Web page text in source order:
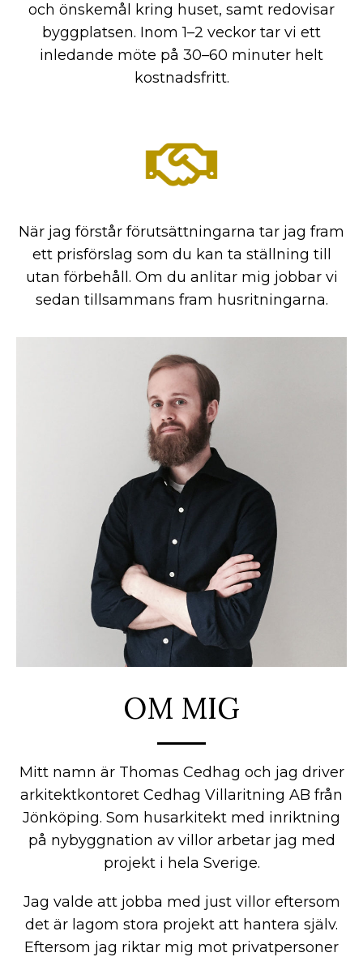
och önskemål kring huset, samt redovisar
byggplatsen. Inom 1–2 veckor tar vi ett
inledande möte på 30–60 minuter helt
kostnadsfritt.
När jag förstår förutsättningarna tar jag fram
ett prisförslag som du kan ta ställning till
utan förbehåll. Om du anlitar mig jobbar vi
sedan tillsammans fram husritningarna.
OM MIG
Mitt namn är Thomas Cedhag och jag driver
arkitektkontoret Cedhag Villaritning AB från
Jönköping. Som husarkitekt med inriktning
på nybyggnation av villor arbetar jag med
projekt i hela Sverige.
Jag valde att jobba med just villor eftersom
det är lagom stora projekt att hantera själv.
Eftersom jag riktar mig mot privatpersoner